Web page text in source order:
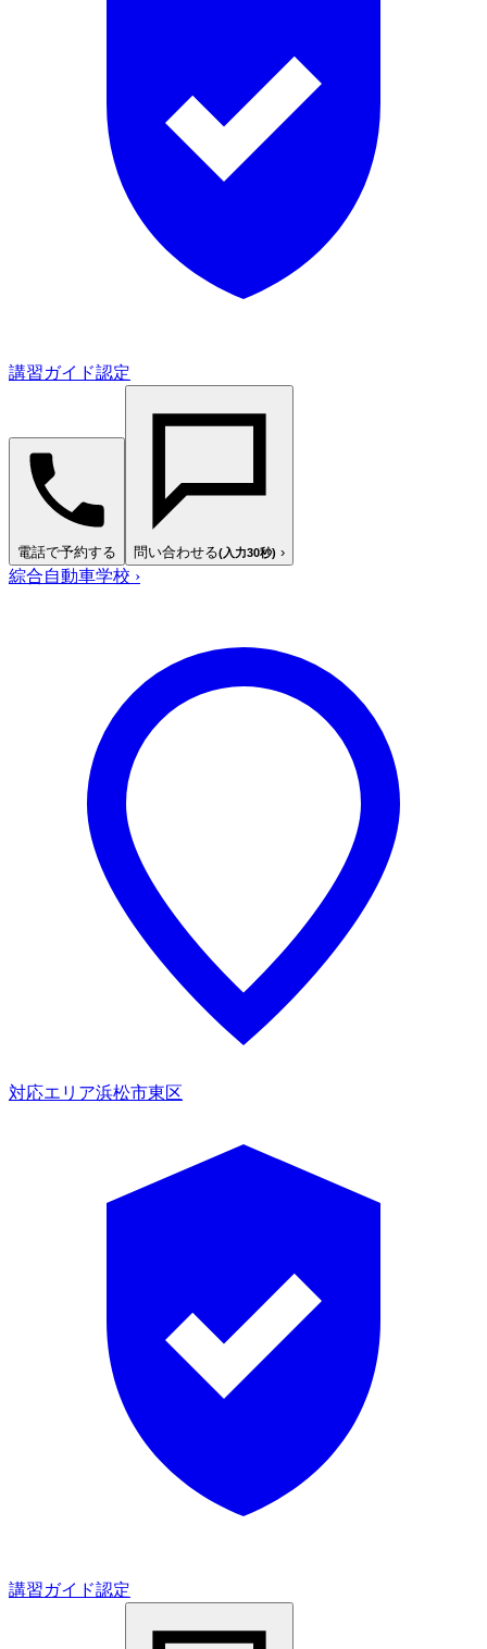
講習ガイド認定
電話で予約する 問い合わせる(入力30秒) ›
綜合自動車学校 ›
対応エリア浜松市東区
講習ガイド認定